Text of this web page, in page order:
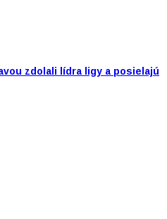
zdolali lídra ligy a posielajú